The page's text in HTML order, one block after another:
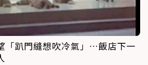
「趴門縫想吹冷氣」…飯店下一